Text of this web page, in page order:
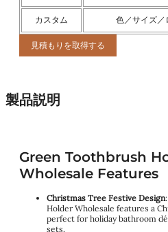
カスタム 色／サイズ／
見積もりを取得する
製品説明
Green Toothbrush
Wholesale Features
Christmas Tree Festive Design
Holder Wholesale features a
perfect for holiday bathroom
sets.